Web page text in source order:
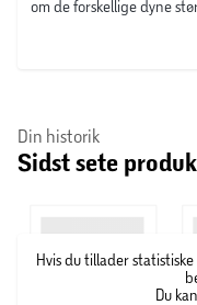
om de forskellige dyne
Din historik
Sidst sete
Hvis du tillader
Du